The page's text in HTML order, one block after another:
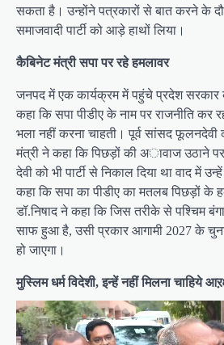
सकता है। उन्होंने पत्रकारों से बात करने के
समाजवादी पार्टी को आड़े हाथों लिया।
कैबिनेट मंत्री सपा पर रहे हमलावर
जनपद में एक कार्यक्रम में पहुंचे प्रदेश सरकार
कहा कि सपा पीडीए के नाम पर राजनीति कर
भला नहीं करना चाहती। पूर्व सांसद
मंत्री ने कहा कि पिछड़ों की अावाज उठाने पर
देवी को भी पार्टी से निकाल दिया था वाद में
कहा कि सपा का पीडीए का मतलब पिछड़ों के
डॉ.निषाद ने कहा कि जिस तरीके से पश्चिम
साफ हुआ है, उसी प्रकार आगामी 2027 के
हो जाएगा।
मुस्लिम धर्म विदेशी, इन्हें नहीं मिलना चाहिये